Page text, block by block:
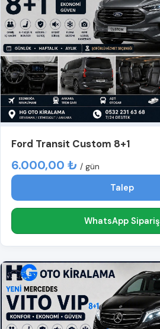
Ford Transit Custom 8+1
6.000,00 ₺ / gün
Talep
WhatsApp Sipariş